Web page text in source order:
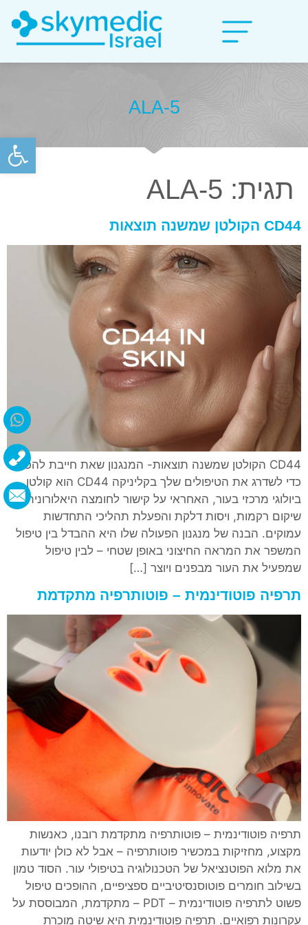
פתח
ALA-5
תגית: ALA-5
CD44 הקולטן שמשנה תוצאות
CD44 הקולטן שמשנה תוצאות- המנגנון שאת חייבת להכיר
כדי לשדרג את הטיפולים שלך בקליניקה CD44 הוא קולטן
ביולוגי מרכזי בעור, האחראי על קישור לחומצה היאלורונית,
שיקום רקמות, ויסות דלקת והפעלת תהליכי התחדשות
עמוקים. הבנה של מנגנון הפעולה שלו היא ההבדל בין טיפול
המשפר את המראה החיצוני באופן שטחי – לבין טיפול
שמפעיל את העור מבפנים ויוצר […]
תרפיה פוטודינמית – פוטותרפיה מתקדמת
תרפיה פוטודינמית – פוטותרפיה מתקדמת רובנו, כאנשות
מקצוע, מחזיקות במכשיר פוטותרפיה – אבל לא כולן יודעות
את מלוא הפוטנציאל של הטכנולוגיה בטיפולי עור. הסוד טמון
בשילוב חומרים פוטוסנסיטיביים ספציפיים, ההופכים טיפול
פשוט לתרפיה פוטודינמית – PDT – מתקדמת, המבוססת על
עקרונות רפואיים. תרפיה פוטודינמית היא שיטה מוכרת